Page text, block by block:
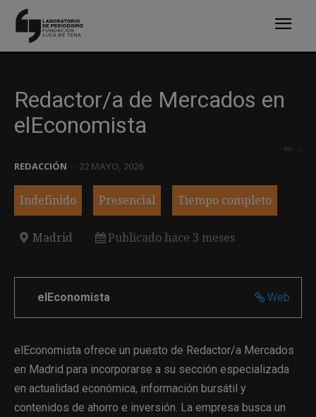
Redactor/a de Mercados en
elEconomista
REDACCIÓN 22 MAYO, 2026
Indefinido Presencial Tiempo completo
Madrid Publicado hace 3 meses
Web
elEconomista
elEconomista ofrece un puesto de Redactor/a Mercados
en Madrid para incorporarse a su sección especializada
en actualidad económica, información bursátil y
contenidos de ahorro e inversión. La empresa busca un